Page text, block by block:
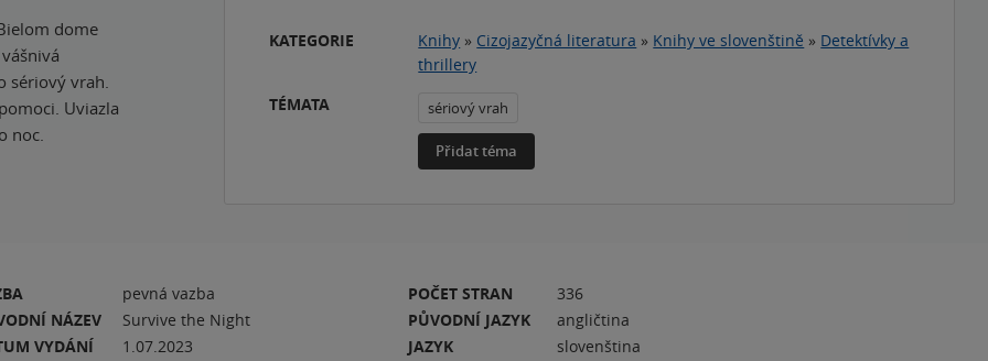
dome
sériový vrah.
Uviazla
noc.
KATEGORIE Knihy » Cizojazyčná literatura » Knihy ve slovenštině » Detektívky a
thrillery
TÉMATA
sériový vrah
Přidat téma
pevná vazba
NÁZEV
Survive the Night
VYDÁNÍ
1.07.2023
POČET STRAN
336
PŮVODNÍ JAZYK
angličtina
JAZYK
slovenština